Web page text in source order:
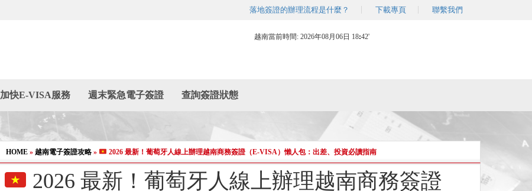
落地簽證的辦理流程是什麼？ 下載專頁 聯繫我們
越南當前時間:2026年08月06日 18:42'
加快E-VISA服務 週末緊急電子簽證 查詢簽證狀態
HOME » 越南電子簽證攻略 » 2026 最新！葡萄牙人線上辦理越南商務簽證（E-VISA）懶人包：出差、投資必讀指南
2026 最新！葡萄牙人線上辦理越南商務簽證